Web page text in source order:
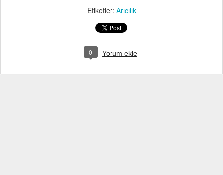
Etiketler: Arıcılık
0 Yorum ekle